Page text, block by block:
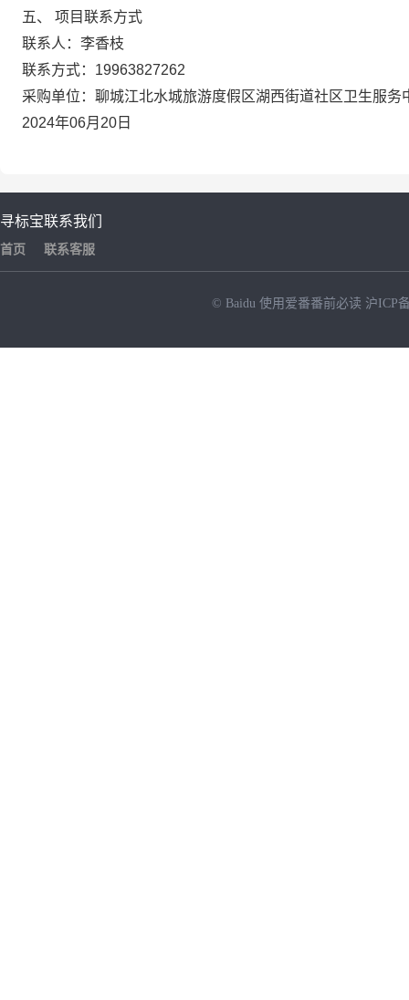
五、 项目联系方式
联系人：李香枝
联系方式：19963827262
采购单位：聊城江北水城旅游度假区湖西街道社区卫生服务
2024年06月20日
寻标宝
首页
联系我们
联系客服
© Baidu 使用爱番番前必读 沪ICP